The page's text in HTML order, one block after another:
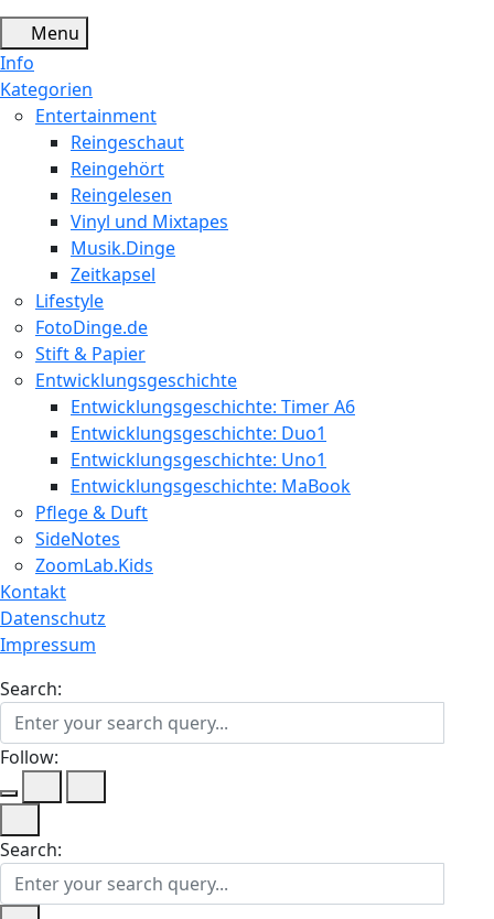
Menu
Info
Kategorien
Entertainment
Reingeschaut
Reingehört
Reingelesen
Vinyl und Mixtapes
Musik.Dinge
Zeitkapsel
Lifestyle
FotoDinge.de
Stift & Papier
Entwicklungsgeschichte
Entwicklungsgeschichte: Timer A6
Entwicklungsgeschichte: Duo1
Entwicklungsgeschichte: Uno1
Entwicklungsgeschichte: MaBook
Pflege & Duft
SideNotes
ZoomLab.Kids
Kontakt
Datenschutz
Impressum
Search:
Follow:
Search: